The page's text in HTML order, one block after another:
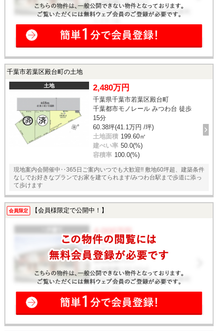
千葉市若葉区殿台町の土地
土地 2,480万円
千葉県千葉市若葉区殿台町
千葉都市モノレール みつわ台 徒歩
15分
60.38坪(41.1万円 /坪)
土地面積 199.60㎡
建ぺい率 50.0(%)
容積率 100.0(%)
現地案内会開催中‥365日ご案内いつでも大歓迎!! 敷地60坪超、建築条件
なしでお好きなプランでお家を建てられます/みつわ台駅まで歩道に添っ
て歩けます
会員限定 【会員様限定で公開中！】